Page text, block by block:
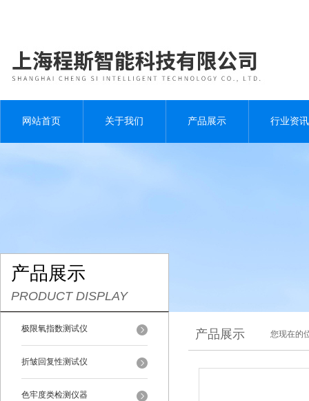
网站首页 关于我们 产品展示 行业资讯
产品展示
PRODUCT DISPLAY
极限氧指数测试仪
折皱回复性测试仪
色牢度类检测仪器
产品展示 您现在的